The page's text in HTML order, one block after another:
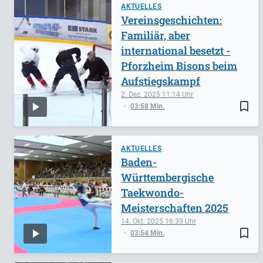
AKTUELLES
bookmark_border
2. Dez. 2025 11:14
03:58 Min.
Vereinsgeschichten:
Familiär, aber
international besetzt -
Pforzheim Bisons beim
Aufstiegskampf
AKTUELLES
bookmark_border
14. Okt. 2025 16:39
03:54 Min.
Baden-
Württembergische
Taekwondo-
Meisterschaften 2025